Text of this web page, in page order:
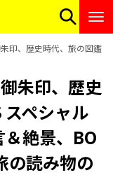
印、歴史時代、旅の図鑑
朱印、歴史
ペシャル
＆絶景、BO
の読み物の